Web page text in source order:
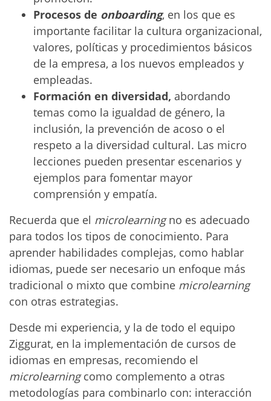
Procesos de onboarding, en los que es
importante facilitar la cultura organizacional,
valores, políticas y procedimientos básicos
de la empresa, a los nuevos empleados y
empleadas.
Formación en diversidad, abordando
temas como la igualdad de género, la
inclusión, la prevención de acoso o el
respeto a la diversidad cultural. Las micro
lecciones pueden presentar escenarios y
ejemplos para fomentar mayor
comprensión y empatía.
Recuerda que el microlearningno es adecuado
para todos los tipos de conocimiento. Para
aprender habilidades complejas, como hablar
idiomas, puede ser necesario un enfoque más
tradicional o mixto que combine microlearning
con otras estrategias.
Desde mi experiencia, y la de todo el equipo
Ziggurat, en la implementación de cursos de
idiomas en empresas, recomiendo el
microlearningcomo complemento a otras
metodologías para combinarlo con: interacción